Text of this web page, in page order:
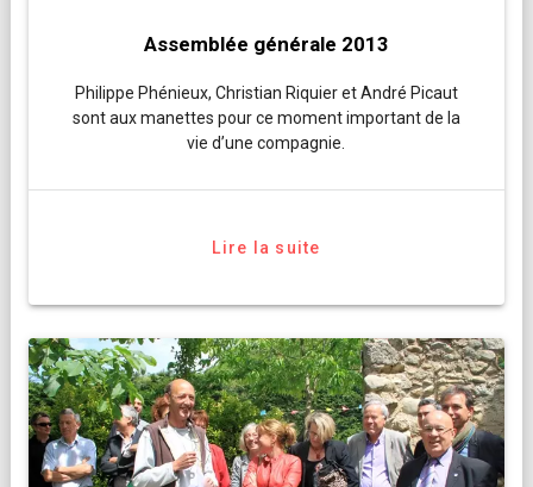
Assemblée générale 2013
Philippe Phénieux, Christian Riquier et André Picaut
sont aux manettes pour ce moment important de la
vie d’une compagnie.
Lire la suite